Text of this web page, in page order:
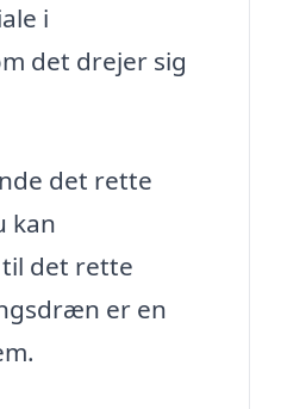
i
det drejer sig
det rette
kan
det rette
er en